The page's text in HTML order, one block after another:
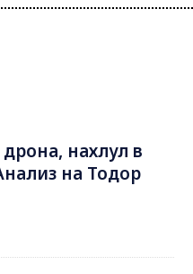
нахлул в
на Тодор